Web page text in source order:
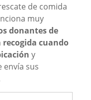
de comida
muy
donantes de
cuando
y
envía sus